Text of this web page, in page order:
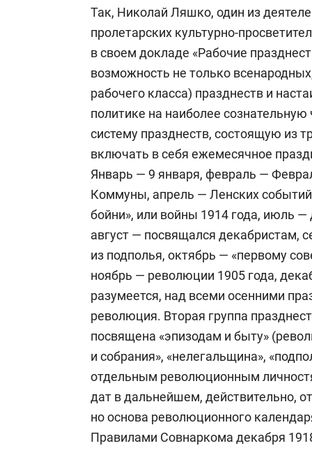
Так, Николай Ляшко, один из
пролетарских культурно-
в своем докладе «Рабочие
возможность не только
рабочего класса) празднеств и
политике на наиболее
систему празднеств, состоящую из
включать в себя ежемесячное
Январь — 9 января, февраль —
Коммуны, апрель — Ленских
бойни», или войны 1914 года, июль
август — посвящался декабристам,
из подполья, октябрь — «первому
ноябрь — революции 1905 года,
разумеется, над всеми осенними
революция. Вторая группа
посвящена «эпизодам и быту»
и собрания», «нелегальщина»,
отдельным революционным
дат в дальнейшем, действительно,
но основа революционного
Правилами Совнаркома декабря